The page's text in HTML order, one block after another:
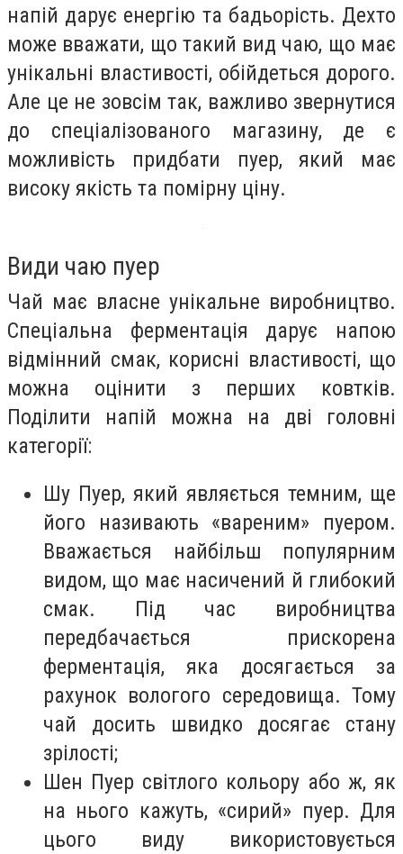
напій дарує енергію та бадьорість. Дехто
може вважати, що такий вид чаю, що має
унікальні властивості, обійдеться дорого.
Але це не зовсім так, важливо звернутися
до спеціалізованого магазину, де є
можливість придбати пуер, який має
високу якість та помірну ціну.
Види чаю пуер
Чай має власне унікальне виробництво.
Спеціальна ферментація дарує напою
відмінний смак, корисні властивості, що
можна оцінити з перших ковтків.
Поділити напій можна на дві головні
категорії:
Шу Пуер, який являється темним, ще
його називають «вареним» пуером.
Вважається найбільш популярним
видом, що має насичений й глибокий
смак. Під час виробництва
передбачається прискорена
ферментація, яка досягається за
рахунок вологого середовища. Тому
чай досить швидко досягає стану
зрілості;
Шен Пуер світлого кольору або ж, як
на нього кажуть, «сирий» пуер. Для
цього виду використовується